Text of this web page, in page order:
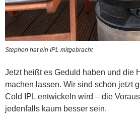
Stephen hat ein IPL mitgebracht
Jetzt heißt es Geduld haben und die
machen lassen. Wir sind schon jetzt
Cold IPL entwickeln wird – die
jedenfalls kaum besser sein.